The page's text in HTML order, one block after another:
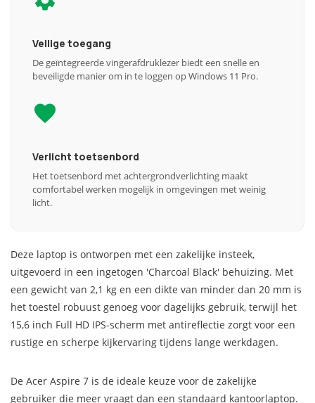
Veilige toegang
De geïntegreerde vingerafdruklezer biedt een snelle en
beveiligde manier om in te loggen op Windows 11 Pro.
Verlicht toetsenbord
Het toetsenbord met achtergrondverlichting maakt
comfortabel werken mogelijk in omgevingen met weinig
licht.
Deze laptop is ontworpen met een zakelijke insteek,
uitgevoerd in een ingetogen 'Charcoal Black' behuizing. Met
een gewicht van 2,1 kg en een dikte van minder dan 20 mm is
het toestel robuust genoeg voor dagelijks gebruik, terwijl het
15,6 inch Full HD IPS-scherm met antireflectie zorgt voor een
rustige en scherpe kijkervaring tijdens lange werkdagen.
De Acer Aspire 7 is de ideale keuze voor de zakelijke
gebruiker die meer vraagt dan een standaard kantoorlaptop.